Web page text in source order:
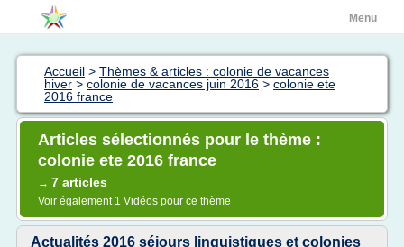
Menu
Accueil > Thèmes & articles : colonie de vacances
hiver > colonie de vacances juin 2016 > colonie ete
2016 france
Articles sélectionnés pour le thème :
colonie ete 2016 france
→ 7 articles
Voir également 1 Vidéos pour ce thème
Actualités 2016 séjours linguistiques et colonies